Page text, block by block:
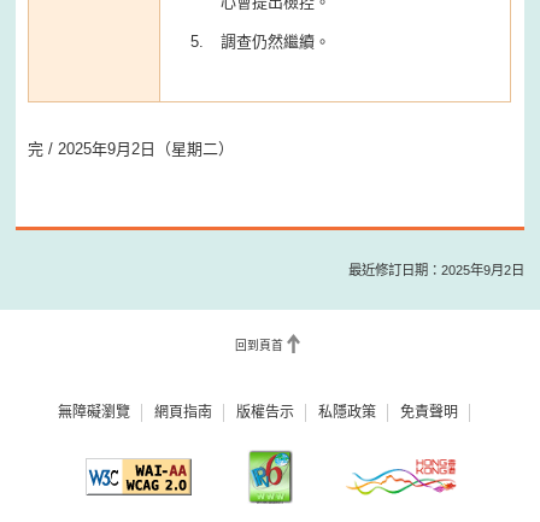
調查仍然繼續。
完 / 2025年9月2日（星期二）
最近修訂日期：2025年9月2日
回到頁首
無障礙瀏覽 網頁指南 版權告示 私隱政策 免責聲明